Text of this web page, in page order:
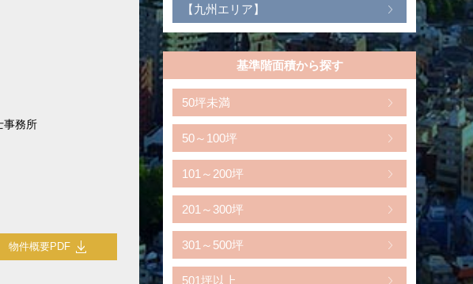
事務所
物件概要PDF
【九州エリア】
基準階面積から探す
50坪未満
50～100坪
101～200坪
201～300坪
301～500坪
501坪以上